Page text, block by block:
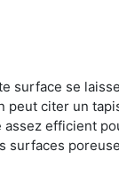
surface se
citer un
efficient
surfaces